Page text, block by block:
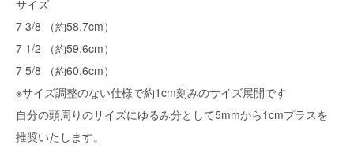
サイズ
7 3/8 （約58.7cm）
7 1/2 （約59.6cm）
7 5/8 （約60.6cm）
※サイズ調整のない仕様で約1cm刻みのサイズ展開です
自分の頭周りのサイズにゆるみ分として5mmから1cmプラスを
推奨いたします。